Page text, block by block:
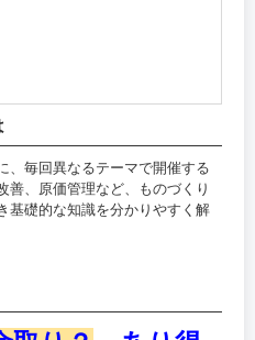
、毎回異なるテーマで開催する
善、原価管理など、ものづくり
基礎的な知識を分かりやすく解